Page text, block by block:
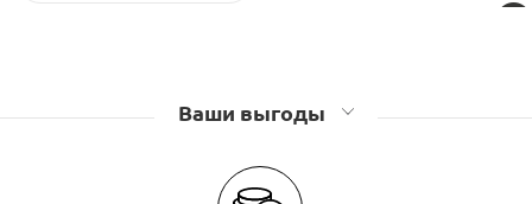
Ваши выгоды